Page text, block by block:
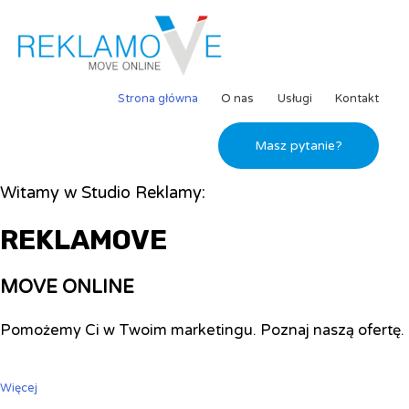
Strona główna O nas Usługi Kontakt
Masz pytanie?
Witamy w Studio Reklamy:
REKLAMOVE
MOVE ONLINE
Pomożemy Ci w Twoim marketingu. Poznaj naszą ofertę.
Więcej